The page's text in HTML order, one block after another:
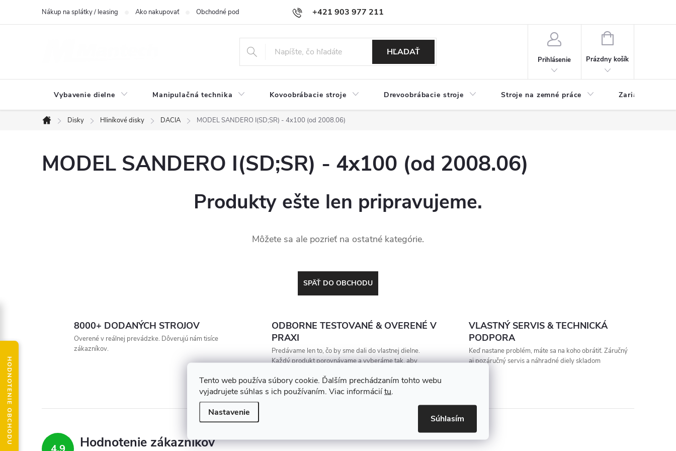
Tento web používa súbory cookie. Ďalším prechádzaním tohto webu
vyjadrujete súhlas s ich používaním. Viac informáciítu.
Nastavenie
Súhlasím
+421 903 977 211
Nákup na splátky / leasing Ako nakupovať Obchodné podmienky Podmienky ochrany osobných údajov
HĽADAŤ
Prihlásenie
NÁKUPNÝ
Prázdny košík
Vybavenie dielne Manipulačná technika Kovoobrábacie stroje Drevoobrábacie stroje Stroje na zemné práce Zariadenia na
Domov
Disky Hliníkové disky DACIA MODEL SANDERO I(SD;SR) - 4x100 (od 2008.06)
MODEL SANDERO I(SD;SR) - 4x100 (od 2008.06)
Produkty ešte len pripravujeme.
Môžete sa ale pozrieť na ostatné kategórie.
SPÄŤ DO OBCHODU
8000+ DODANÝCH STROJOV
Overené v reálnej prevádzke. Dôverujú nám tisíce
zákazníkov.
ODBORNE TESTOVANÉ & OVERENÉ V
PRAXI
Predávame len to, čo by sme dali do vlastnej dielne.
Každý produkt porovnávame a vyberáme tak, aby
VLASTNÝ SERVIS & TECHNICKÁ
PODPORA
Keď nastane problém, máte sa na koho obrátiť. Záručný
aj pozáručný servis a náhradné diely skladom
Hodnotenie zákazníkov
HODNOTENIE OBCHODU